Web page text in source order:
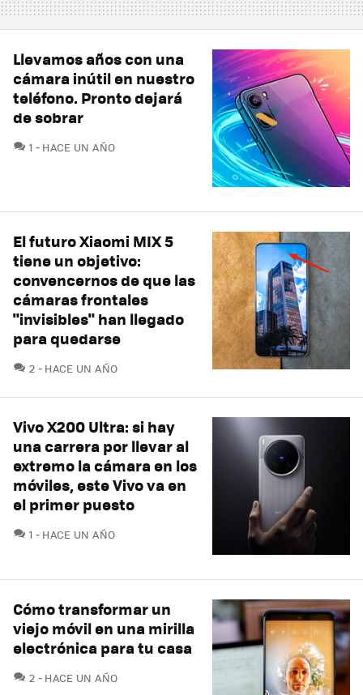
Llevamos años con una
cámara inútil en nuestro
teléfono. Pronto dejará
de sobrar
1 COMENTARIOS
HACE UN AÑO
El futuro Xiaomi MIX 5
tiene un objetivo:
convencernos de que las
cámaras frontales
"invisibles" han llegado
para quedarse
2 COMENTARIOS
HACE UN AÑO
Vivo X200 Ultra: si hay
una carrera por llevar al
extremo la cámara en los
móviles, este Vivo va en
el primer puesto
1 COMENTARIOS
HACE UN AÑO
Cómo transformar un
viejo móvil en una mirilla
electrónica para tu casa
2 COMENTARIOS
HACE UN AÑO